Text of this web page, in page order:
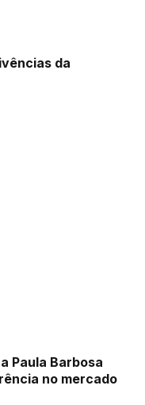
da
Paula Barbosa
no mercado